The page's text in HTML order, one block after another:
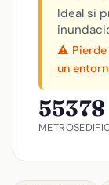
Ideal si
⚠️ Pierde
un
553
METROS
78